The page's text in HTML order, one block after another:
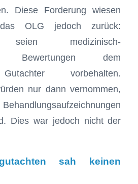
Diese Forderung wiesen
OLG jedoch zurück:
seien medizinisch-
Bewertungen dem
vorbehalten.
nur dann vernommen,
Dies war jedoch nicht der
sah keinen